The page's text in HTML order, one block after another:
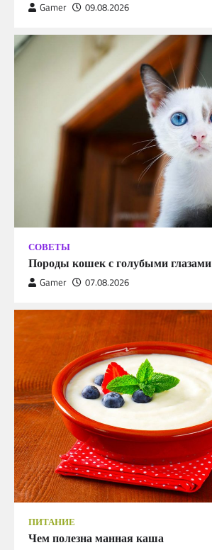
Gamer 09.08.2026
СОВЕТЫ
Породы кошек с голубыми глазами
Gamer 07.08.2026
ПИТАНИЕ
Чем полезна манная каша